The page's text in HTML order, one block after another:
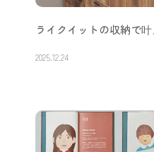
ライクイットの収納で
2025.12.24